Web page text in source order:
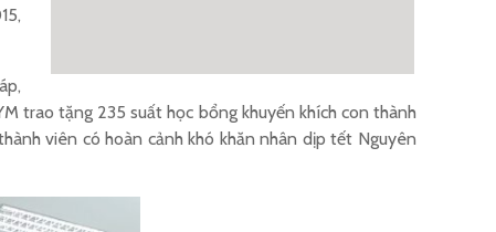
trao tặng 235 suất học bổng khuyến khích con thành
viên có hoàn cảnh khó khăn nhân dịp tết Nguyên